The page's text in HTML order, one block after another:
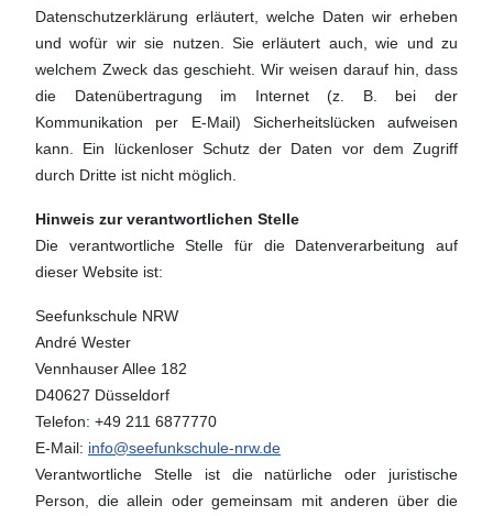
Datenschutzerklärung erläutert, welche Daten wir erheben
und wofür wir sie nutzen. Sie erläutert auch, wie und zu
welchem Zweck das geschieht. Wir weisen darauf hin, dass
die Datenübertragung im Internet (z. B. bei der
Kommunikation per E-Mail) Sicherheitslücken aufweisen
kann. Ein lückenloser Schutz der Daten vor dem Zugriff
durch Dritte ist nicht möglich.
Hinweis zur verantwortlichen Stelle
Die verantwortliche Stelle für die Datenverarbeitung auf
dieser Website ist:
Seefunkschule NRW
André Wester
Vennhauser Allee 182
D40627 Düsseldorf
Telefon: +49 211 6877770
E-Mail: info@seefunkschule-nrw.de
Verantwortliche Stelle ist die natürliche oder juristische
Person, die allein oder gemeinsam mit anderen über die